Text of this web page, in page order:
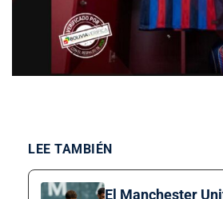
LEE TAMBIÉN
El Manchester